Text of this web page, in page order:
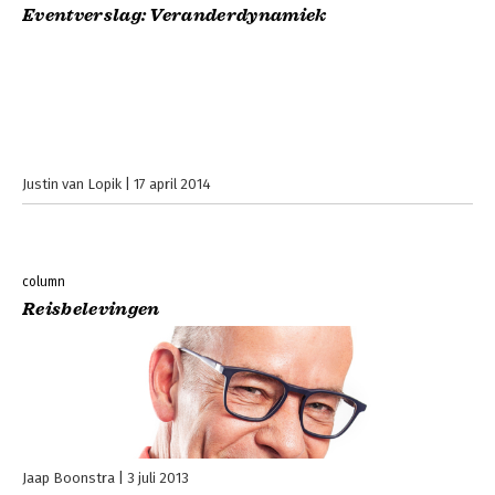
Eventverslag: Veranderdynamiek
Justin van Lopik 17 april 2014
column
Reisbelevingen
Jaap Boonstra 3 juli 2013